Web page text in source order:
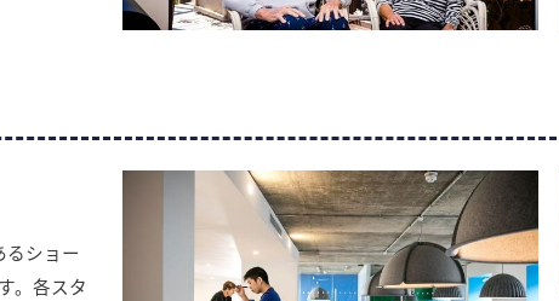
るショー
。各スタ